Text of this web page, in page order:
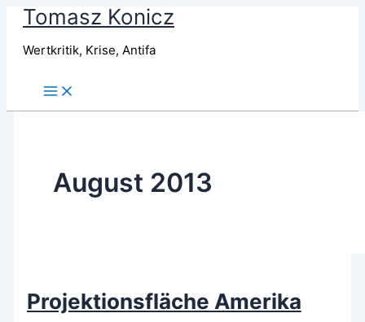
Zum
springen
Tomasz Konicz
Wertkritik, Krise, Antifa
August 2013
Projektionsfläche Amerika